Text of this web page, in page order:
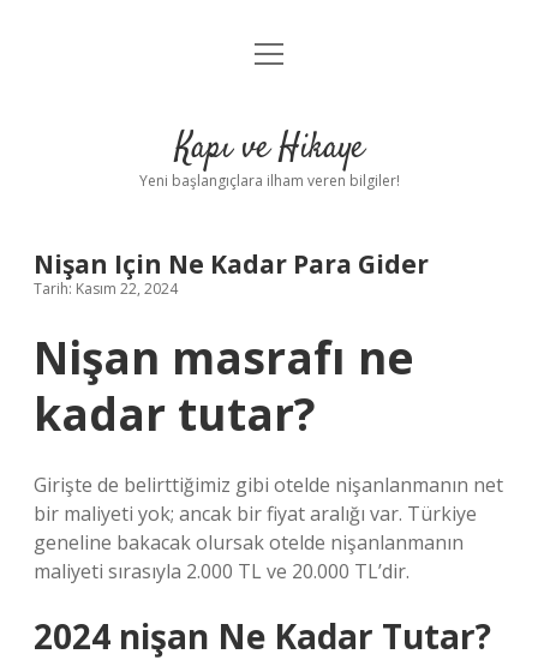
Anasayfa
Yasal Uyarı
menüyü
Kapı ve Hikaye
Yeni başlangıçlara ilham veren bilgiler!
Nişan Için Ne Kadar Para Gider
Tarih: Kasım 22, 2024
Nişan masrafı ne
kadar tutar?
Girişte de belirttiğimiz gibi otelde nişanlanmanın net
bir maliyeti yok; ancak bir fiyat aralığı var. Türkiye
geneline bakacak olursak otelde nişanlanmanın
maliyeti sırasıyla 2.000 TL ve 20.000 TL’dir.
2024 nişan Ne Kadar Tutar?